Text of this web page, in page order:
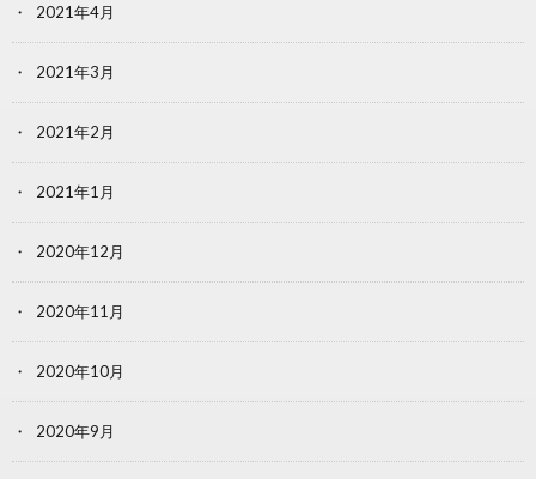
2021年4月
2021年3月
2021年2月
2021年1月
2020年12月
2020年11月
2020年10月
2020年9月